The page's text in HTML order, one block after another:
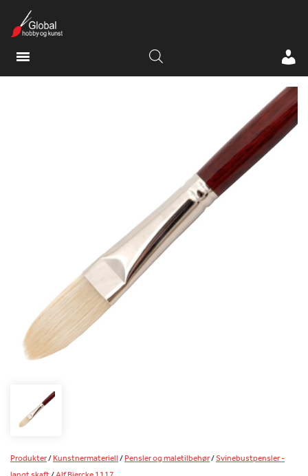
Produkter/Kunstnermateriell/Pensler og maletilbehør/Svinebustpensler -